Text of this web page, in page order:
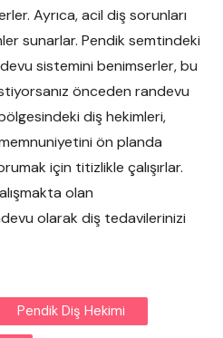
Ayrıca, acil diş sorunları
sunarlar. Pendik semtindeki
sistemini benimserler, bu
önceden randevu
diş hekimleri,
memnuniyetini ön planda
için titizlikle çalışırlar.
olan
olarak diş tedavilerinizi
Pendik Diş Hekimi